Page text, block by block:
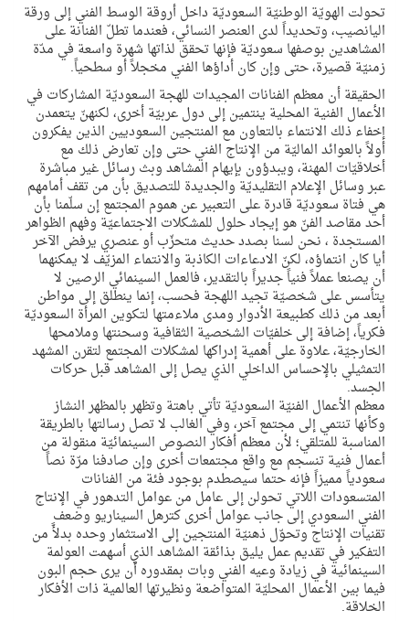
تحولت الهويّة الوطنيّة السعوديّة داخل أروقة الوسط الفني إلى ورقة
اليانصيب، وتحديداً لدى العنصر النسائي، فعندما تطلّ الفنانة على
المشاهدين بوصفها سعوديّة فإنها تحقق لذاتها شهرة واسعة في مدّة
زمنيّة قصيرة، حتى وإن كان أداؤها الفني مخجلاً أو سطحياً.
الحقيقة أن معظم الفنانات المجيدات للهجة السعوديّة المشاركات في
الأعمال الفنية المحلية ينتمين إلى دول عربيّة أخرى، لكنهنّ يتعمدن
إخفاء ذلك الانتماء بالتعاون مع المنتجين السعوديين الذين يفكرون
أولاً بالعوائد الماليّة من الإنتاج الفني حتى وإن تعارض ذلك مع
أخلاقيّات المهنة، ويبدؤون بإيهام المشاهد وبث رسائل غير مباشرة
عبر وسائل الإعلام التقليديّة والجديدة للتصديق بأن من تقف أمامهم
هي فتاة سعوديّة قادرة على التعبير عن هموم المجتمع إن سلّمنا بأن
أحد مقاصد الفنّ هو إيجاد حلول للمشكلات الاجتماعيّة وفهم الظواهر
المستجدة ، نحن لسنا بصدد حديث متحزّب أو عنصري يرفض الآخر
أيا كان انتماؤه، لكنّ الادعاءات الكاذبة والانتماء المزيّف لا يمكنهما
أن يصنعا عملاً فنياً جديراً بالتقدير، فالعمل السينمائي الرصين لا
يتأسس على شخصيّة تجيد اللهجة فحسب، إنما ينطلق إلى مواطن
أبعد من ذلك كطبيعة الأدوار ومدى ملاءمتها لتكوين المرأة السعوديّة
فكرياً، إضافة إلى خلفيّات الشخصية الثقافية وسحنتها وملامحها
الخارجيّة، علاوة على أهمية إدراكها لمشكلات المجتمع لتقرن المشهد
التمثيلي بالإحساس الداخلي الذي يصل إلى المشاهد قبل حركات
الجسد.
معظم الأعمال الفنيّة السعوديّة تأتي باهتة وتظهر بالمظهر النشاز
وكأنها تنتمي إلى مجتمع آخر، وفي الغالب لا تصل رسالتها بالطريقة
المناسبة للمتلقي؛ لأن معظم أفكار النصوص السينمائيّة منقولة من
أعمال فنية تنسجم مع واقع مجتمعات أخرى وإن صادفنا مرّة نصاً
سعودياً مميزاً فإنه حتما سيصطدم بوجود فئة من الفنانات
المتسعودات اللاتي تحولن إلى عامل من عوامل التدهور في الإنتاج
الفني السعودي إلى جانب عوامل أخرى كترهل السيناريو وضعف
تقنيات الإنتاج وتحوّل ذهنيّة المنتجين إلى الاستثمار وحده بدلأً من
التفكير في تقديم عمل يليق بذائقة المشاهد الذي أسهمت العولمة
السينمائية في زيادة وعيه الفني وبات بمقدوره أن يرى حجم البون
فيما بين الأعمال المحليّة المتواضعة ونظيرتها العالمية ذات الأفكار
الخلاقة.